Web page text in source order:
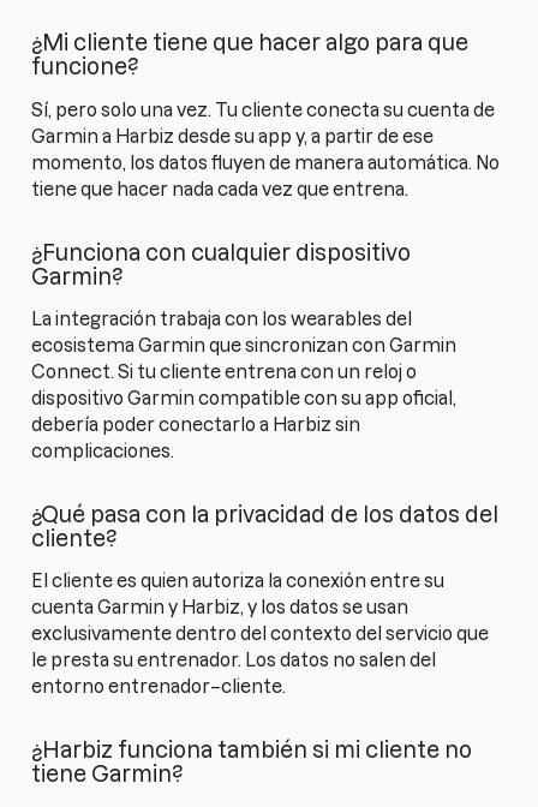
¿Mi cliente tiene que hacer algo para que
funcione?
Sí, pero solo una vez. Tu cliente conecta su cuenta de
Garmin a Harbiz desde su app y, a partir de ese
momento, los datos fluyen de manera automática. No
tiene que hacer nada cada vez que entrena.
¿Funciona con cualquier dispositivo
Garmin?
La integración trabaja con los wearables del
ecosistema Garmin que sincronizan con Garmin
Connect. Si tu cliente entrena con un reloj o
dispositivo Garmin compatible con su app oficial,
debería poder conectarlo a Harbiz sin
complicaciones.
¿Qué pasa con la privacidad de los datos del
cliente?
El cliente es quien autoriza la conexión entre su
cuenta Garmin y Harbiz, y los datos se usan
exclusivamente dentro del contexto del servicio que
le presta su entrenador. Los datos no salen del
entorno entrenador–cliente.
¿Harbiz funciona también si mi cliente no
tiene Garmin?